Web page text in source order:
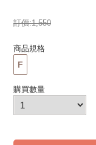
訂價:1,550
商品規格
F
購買數量